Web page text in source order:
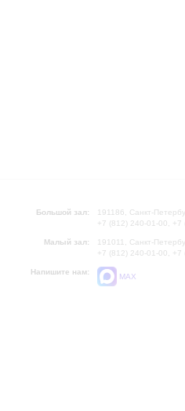
Большой зал:
191186, Санкт-
+7 (812) 240-01-00, +7
Малый зал:
191011, Санкт-
+7 (812) 240-01-00, +7
Напишите нам:
MAX